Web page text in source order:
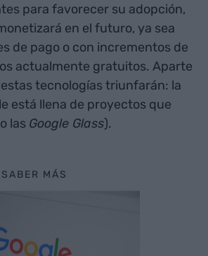
para favorecer su adopción,
en el futuro, ya sea
de pago o con incrementos de
actualmente gratuitos. Aparte
tecnologías triunfarán: la
está llena de proyectos que
las Google Glass).
MÁS